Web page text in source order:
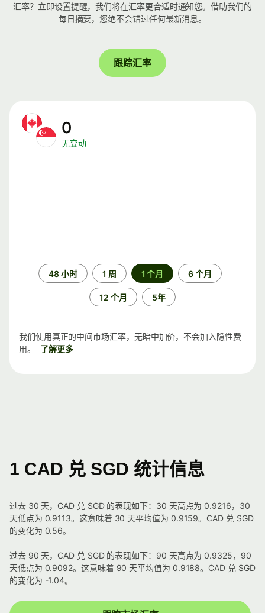
汇率？立即设置提醒，我们将在汇率更合适时通知您。借助我们的
每日摘要，您绝不会错过任何最新消息。
跟踪汇率
0
无变动
48 小时 1 周 1 个月 6 个月
12 个月 5年
我们使用真正的中间市场汇率，无暗中加价，不会加入隐性费
用。
了解更多
1 CAD 兑 SGD 统计信息
过去 30 天，CAD 兑 SGD 的表现如下：30 天高点为 0.9216，30
天低点为 0.9113。这意味着 30 天平均值为 0.9159。CAD 兑 SGD
的变化为 0.56。
过去 90 天，CAD 兑 SGD 的表现如下：90 天高点为 0.9325，90
天低点为 0.9092。这意味着 90 天平均值为 0.9188。CAD 兑 SGD
的变化为 -1.04。